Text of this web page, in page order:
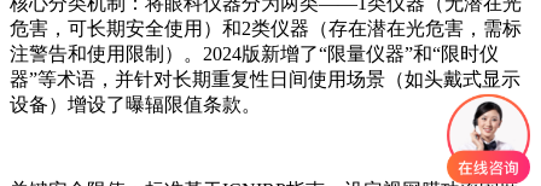
危害，可长期安全使用）和2类仪器（存在潜在光危害，需标
注警告和使用限制）。2024版新增了“限量仪器”和“限时仪
器”等术语，并针对长期重复性日间使用场景（如头戴式显示
设备）增设了曝辐限值条款。